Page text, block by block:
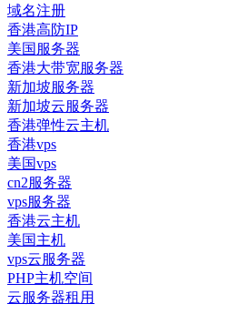
域名注册
香港高防IP
美国服务器
香港大带宽服务器
新加坡服务器
新加坡云服务器
香港弹性云主机
香港vps
美国vps
cn2服务器
vps服务器
香港云主机
美国主机
vps云服务器
PHP主机空间
云服务器租用